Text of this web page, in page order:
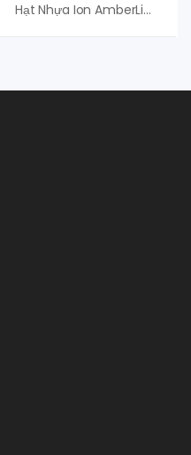
Hạt Nhựa Ion AmberLite HPR650 H – Dupont